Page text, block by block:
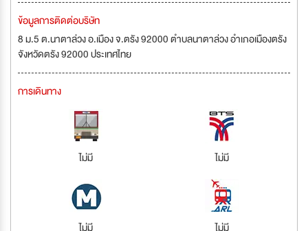
ข้อมูลการติดต่อบริษัท
8 ม.5 ต.นาตาล่วง อ.เมือง จ.ตรัง 92000 ตำบลนาตาล่วง อำเภอเมืองตรัง
จังหวัดตรัง 92000 ประเทศไทย
การเดินทาง
ไม่มี ไม่มี
ไม่มี ไม่มี